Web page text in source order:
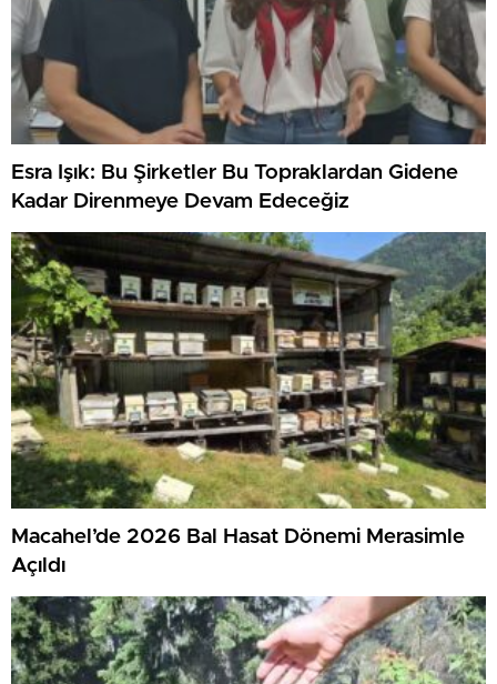
Esra Işık: Bu Şirketler Bu Topraklardan Gidene
Kadar Direnmeye Devam Edeceğiz
Macahel’de 2026 Bal Hasat Dönemi Merasimle
Açıldı